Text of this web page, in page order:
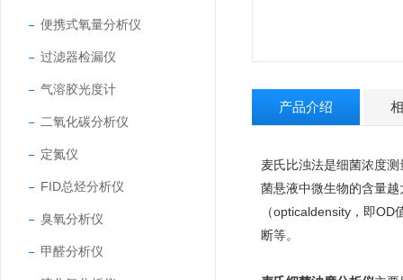
便携式氧量分析仪
过滤器检漏仪
气溶胶光度计
二氧化碳分析仪
定氮仪
FID总烃分析仪
臭氧分析仪
甲醛分析仪
产品介绍
麦氏比浊法是细菌浓度
菌悬液中微生物的含量
（opticaldensity，即
断等。